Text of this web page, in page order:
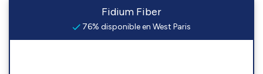
Fidium Fiber
76% disponible en West Paris